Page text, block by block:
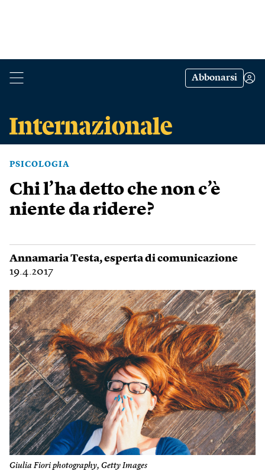
Abbonarsi
PSICOLOGIA
Chi l’ha detto che non c’è
niente da ridere?
Annamaria Testa, esperta di comunicazione
19.4.2017
Giulia Fiori photography, Getty Images